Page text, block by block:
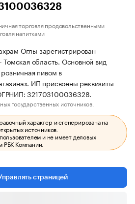
торговля продовольственными
напитками
Оглы зарегистрирован
область. Основной вид
пивом в
ИП присвоены реквизиты
321703100036328.
государственных источников.
характер и сгенерирована на
источников.
и не имеет деловых
РБК Компании.
страницей